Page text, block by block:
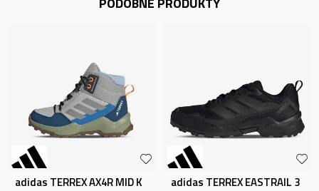
adidas TERREX AX4R MID K adidas TERREX EASTRAIL 3